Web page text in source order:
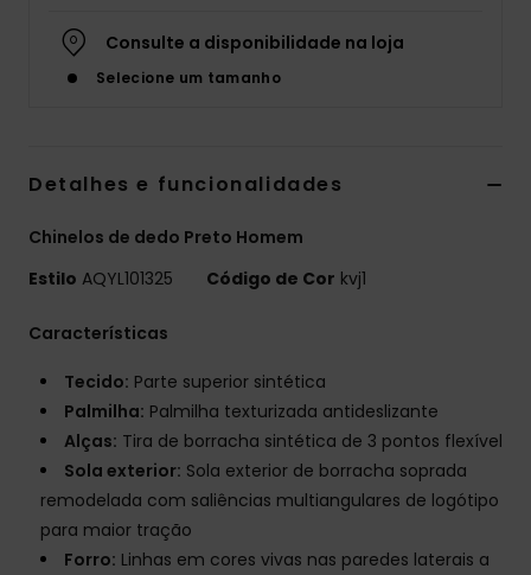
Consulte a disponibilidade na loja
Selecione um tamanho
Detalhes e funcionalidades
Chinelos de dedo Preto Homem
Estilo AQYL101325 Código de Cor kvj1
Características
Tecido: Parte superior sintética
Palmilha: Palmilha texturizada antideslizante
Alças: Tira de borracha sintética de 3 pontos flexível
Sola exterior: Sola exterior de borracha soprada
remodelada com saliências multiangulares de logótipo
para maior tração
Forro: Linhas em cores vivas nas paredes laterais a